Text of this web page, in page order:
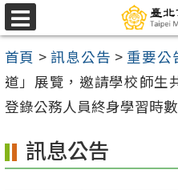
跳
至
主
要
內
區
選
單
首頁 >訊息公告 > 重要公
道」展覽，邀請學校師生
登錄公務人員終身學習時
訊息公告